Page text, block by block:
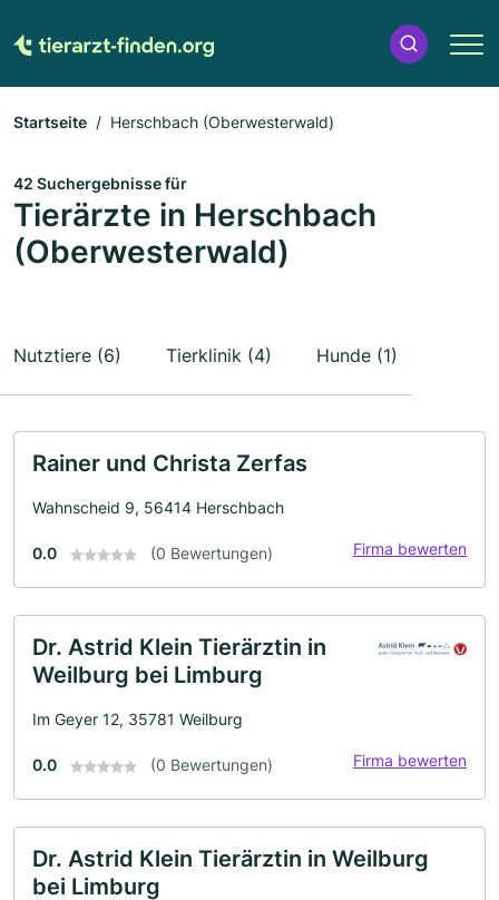
Startseite Herschbach (Oberwesterwald)
42 Suchergebnisse für
Tierärzte in Herschbach
(Oberwesterwald)
Nutztiere (6) Tierklinik (4) Hunde (1)
Rainer und Christa Zerfas
Wahnscheid 9, 56414 Herschbach
0.0 (0 Bewertungen) Firma bewerten
Dr. Astrid Klein Tierärztin in
Weilburg bei Limburg
Im Geyer 12, 35781 Weilburg
0.0 (0 Bewertungen) Firma bewerten
Dr. Astrid Klein Tierärztin in Weilburg
bei Limburg